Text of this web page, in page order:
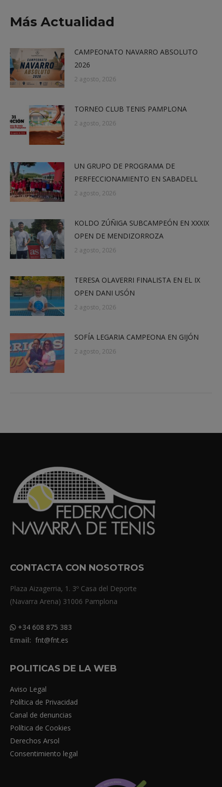
Más Actualidad
CAMPEONATO NAVARRO ABSOLUTO
2026
2 agosto, 2026
TORNEO CLUB TENIS PAMPLONA
2 agosto, 2026
UN GRUPO DE PROGRAMA DE
PERFECCIONAMIENTO EN SABADELL
2 agosto, 2026
KOLDO ZÚÑIGA SUBCAMPEÓN EN XXXIX
OPEN DE MENDIZORROZA
2 agosto, 2026
TERESA OLAVERRI FINALISTA EN EL IX
OPEN DANI USÓN
2 agosto, 2026
SOFÍA LEGARIA CAMPEONA EN GIJÓN
2 agosto, 2026
CONTACTA CON NOSOTROS
Plaza Aizagerria, 1. 3º Casa del Deporte
(Navarra Arena) 31006 Pamplona
+34 608 875 383
Email: fnt@fnt.es
POLITICAS DE LA WEB
Aviso Legal
Política de Privacidad
Canal de denuncias
Política de Cookies
Derechos Arsol
Consentimiento legal